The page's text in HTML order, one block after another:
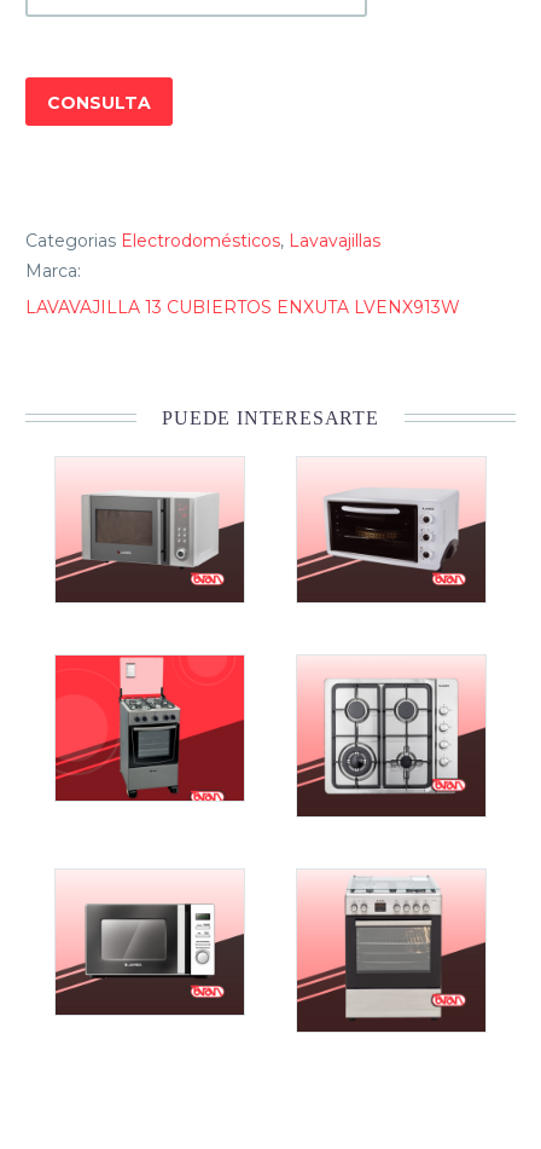
CONSULTA
Categorias Electrodomésticos, Lavavajillas
Marca:
LAVAVAJILLA 13 CUBIERTOS ENXUTA LVENX913W
PUEDE INTERESARTE